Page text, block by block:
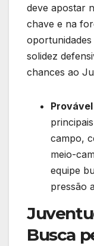
deve apostar
chave e na
solidez
chances ao
campo,
meio-
equipe
pressão
Busca